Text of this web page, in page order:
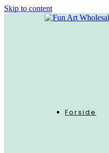
Skip to content
Forside